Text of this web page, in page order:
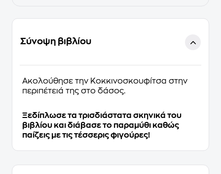
Σύνοψη βιβλίου
Ακολούθησε την Κοκκινοσκουφίτσα στην
περιπέτειά της στο δάσος.
Ξεδίπλωσε τα τρισδιάστατα σκηνικά του
βιβλίου και διάβασε το παραμύθι καθώς
παίζεις µε τις τέσσερις φιγούρες!